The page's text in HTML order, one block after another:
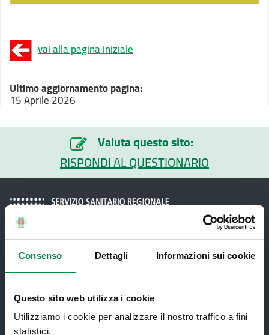
Consenso Dettagli Informazioni sui cookie
Questo sito web utilizza i cookie
Utilizziamo i cookie per analizzare il nostro traffico a fini
statistici.
vai alla pagina iniziale
Ultimo aggiornamento pagina:
15 Aprile 2026
Valuta questo sito:
RISPONDI AL QUESTIONARIO
Azienda USL di Imola - Sede legale: Viale Amendola, 2
- 40026 Imola
T. +39 0542 604111 - F. +39 0542 604013 - CF